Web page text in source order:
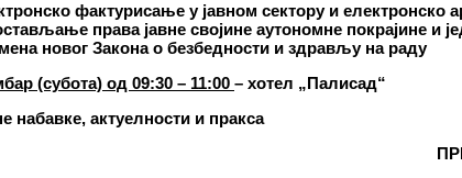
фактурисање у јавном сектору и електронско
права јавне својине аутономне покрајине и
новог Закона о безбедности и здрављу на раду
(субота) од 09:30 – 11:00 – хотел „Палисад“
набавке, актуелности и пракса